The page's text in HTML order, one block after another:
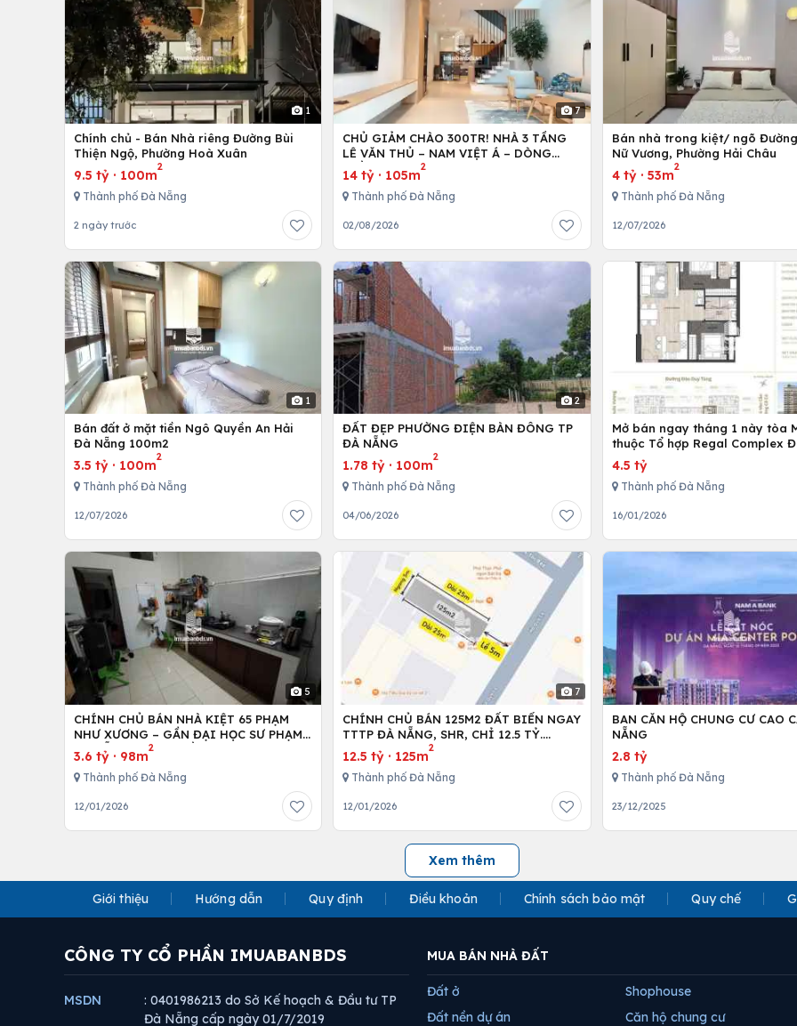
1
Chính chủ - Bán Nhà riêng Đường Bùi
Thiện Ngộ, Phường Hoà Xuân
9.5 tỷ · 100m
2
Thành phố Đà Nẵng
2 ngày trước
7
CHỦ GIẢM CHÀO 300TR! NHÀ 3 TẦNG
LÊ VĂN THỦ – NAM VIỆT Á – DÒNG
TIỀN 40TR/THÁNG!
14 tỷ · 105m
2
Thành phố Đà Nẵng
02/08/2026
Bán nhà trong kiệt/ ngõ
Nữ Vương, Phường Hải Châu
4 tỷ· 53m
2
Thành phố Đà Nẵng
12/07/2026
1
Bán đất ở mặt tiền Ngô Quyền An Hải
Đà Nẵng 100m2
3.5 tỷ · 100m
2
Thành phố Đà Nẵng
12/07/2026
2
ĐẤT ĐẸP PHƯỜNG ĐIỆN BÀN ĐÔNG TP
ĐÀ NẴNG
1.78 tỷ · 100m
2
Thành phố Đà Nẵng
04/06/2026
Mở bán ngay tháng 1 này tòa
thuộc Tổ hợp Regal Complex
4.5 tỷ
Thành phố Đà Nẵng
16/01/2026
5
CHÍNH CHỦ BÁN NHÀ KIỆT 65 PHẠM
NHƯ XƯƠNG – GẦN ĐẠI HỌC SƯ PHẠM
ĐÀ NẴNG – MẶT TIỀN RỘNG 6M
3.6 tỷ · 98m
2
Thành phố Đà Nẵng
12/01/2026
7
CHÍNH CHỦ BÁN 125M2 ĐẤT BIỂN NGAY
TTTP ĐÀ NẴNG, SHR, CHỈ 12.5 TỶ.
LH:0779089999.
12.5 tỷ · 125m
2
Thành phố Đà Nẵng
12/01/2026
BAN CĂN HỘ CHUNG CƯ CAO
NẴNG
2.8 tỷ
Thành phố Đà Nẵng
23/12/2025
Xem thêm
Giới thiệu Hướng dẫn Quy định Điều khoản Chính sách bảo mật Quy chế
CÔNG TY CỔ PHẦN IMUABANBDS
MSDN
: 0401986213 do Sở Kế hoạch & Đầu tư TP
Đà Nẵng cấp ngày 01/7/2019
MUA BÁN NHÀ ĐẤT
Đất ở
Đất nền dự án
Shophouse
Căn hộ chung cư